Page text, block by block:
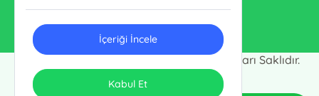
Endülüs Kültür Merkezi © 2024 - Tüm Hakları Saklıdır.
Tasarım & Uygulama
İçeriği İncele
Kabul Et